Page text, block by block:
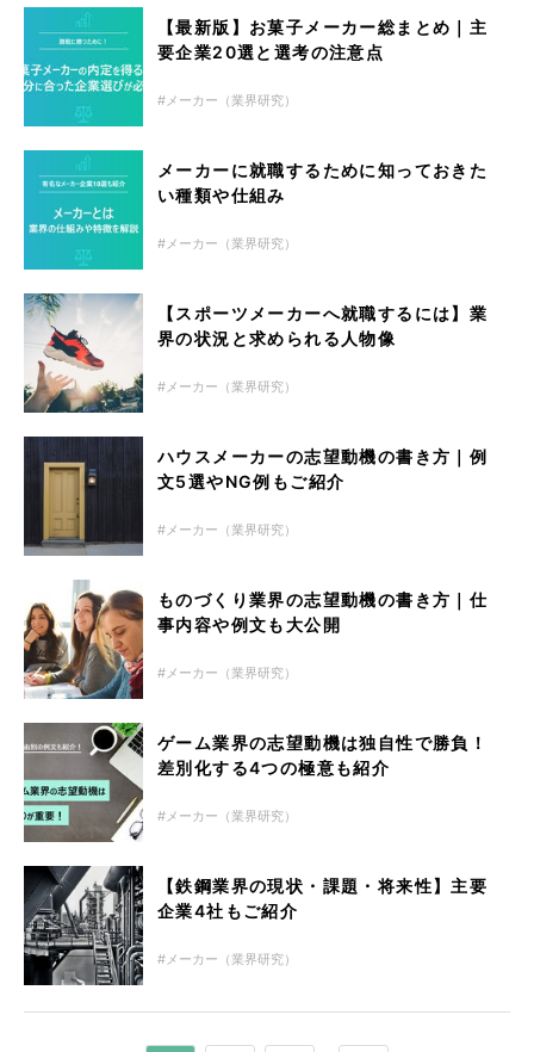
【最新版】お菓子メーカー総まとめ｜主
要企業20選と選考の注意点
メーカー（業界研究）
メーカーに就職するために知っておきた
い種類や仕組み
メーカー（業界研究）
【スポーツメーカーへ就職するには】業
界の状況と求められる人物像
メーカー（業界研究）
ハウスメーカーの志望動機の書き方｜例
文5選やNG例もご紹介
メーカー（業界研究）
ものづくり業界の志望動機の書き方｜仕
事内容や例文も大公開
メーカー（業界研究）
ゲーム業界の志望動機は独自性で勝負！
差別化する4つの極意も紹介
メーカー（業界研究）
【鉄鋼業界の現状・課題・将来性】主要
企業4社もご紹介
メーカー（業界研究）